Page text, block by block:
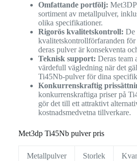
Omfattande portfölj:
sortiment av metallpulver,
olika specifikationer.
Rigorös kvalitetskontroll: De
kvalitetskontrollförfaranden för
deras pulver är konsekventa
Teknisk support: Deras team
värdefull vägledning när det
Ti45Nb-pulver för dina
Konkurrenskraftig
konkurrenskraftiga priser på
gör det till ett attraktivt
kostnadsmedvetna tillverkare.
Met3dp Ti45Nb pulver pris
Metallpulver Storlek